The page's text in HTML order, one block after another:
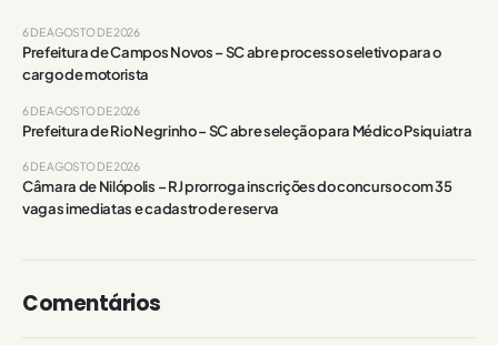
Prefeitura de Campos Novos – SC abre processo seletivo para o
cargo de motorista
6 DE AGOSTO DE 2026
Prefeitura de Rio Negrinho – SC abre seleção para Médico Psiquiatra
6 DE AGOSTO DE 2026
Câmara de Nilópolis – RJ prorroga inscrições do concurso com 35
vagas imediatas e cadastro de reserva
6 DE AGOSTO DE 2026
Comentários